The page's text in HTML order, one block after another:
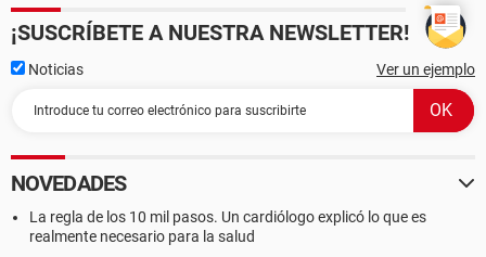
¡SUSCRÍBETE A NUESTRA NEWSLETTER!
Noticias Ver un ejemplo
NOVEDADES
La regla de los 10 mil pasos. Un cardiólogo explicó lo que es
realmente necesario para la salud